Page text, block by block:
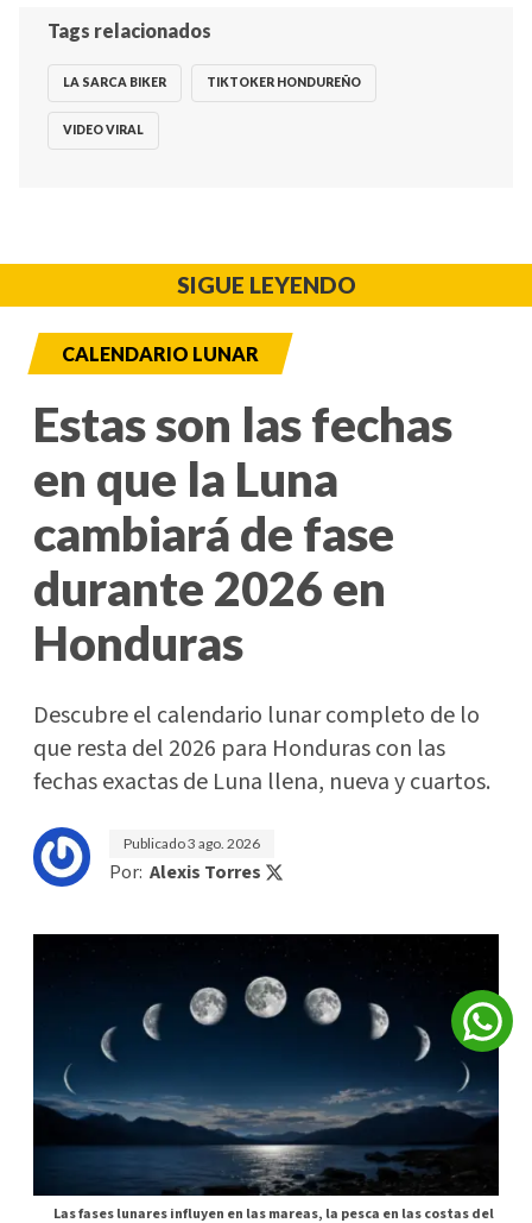
Tags relacionados
LA SARCA BIKER TIKTOKER HONDUREÑO
VIDEO VIRAL
SIGUE LEYENDO
CALENDARIO LUNAR
Estas son las fechas
en que la Luna
cambiará de fase
durante 2026 en
Honduras
Descubre el calendario lunar completo de lo
que resta del 2026 para Honduras con las
fechas exactas de Luna llena, nueva y cuartos.
Publicado3 ago. 2026
Por: Alexis Torres
Las fases lunares influyen en las mareas, la pesca en las costas del